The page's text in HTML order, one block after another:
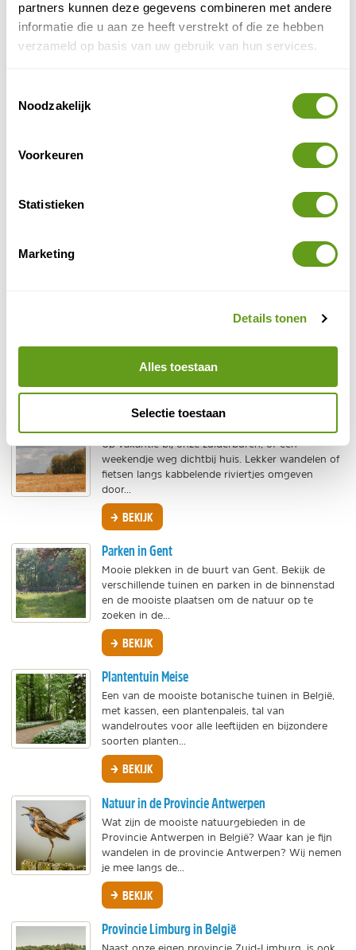
partners kunnen deze gegevens combineren met andere
informatie die u aan ze heeft verstrekt of die ze hebben
verzameld op basis van uw gebruik van hun services.
Noodzakelijk
Voorkeuren
Statistieken
Marketing
Details tonen
Alles toestaan
Selectie toestaan
BEKIJK
Natuur bij Namen en Dinant
citadel en veel historische bezienswaardigheden
Tips voor mooie parken en groene plekken in en
rond Brussel. Van het Zoniënwoud tot het Park
Een stedentrip naar Mechelen, maar dan anders.
bezienswaardigheden. Bekijk onze tips voor
mooie parken in...
BEKIJK
Op vakantie bij onze zuiderburen, of een
weekendje weg dichtbij huis. Lekker wandelen of
fietsen langs kabbelende riviertjes omgeven
door...
BEKIJK
Parken in Gent
Mooie plekken in de buurt van Gent. Bekijk de
verschillende tuinen en parken in de binnenstad
en de mooiste plaatsen om de natuur op te
zoeken in de...
BEKIJK
Plantentuin Meise
Een van de mooiste botanische tuinen in België,
met kassen, een plantenpaleis, tal van
wandelroutes voor alle leeftijden en bijzondere
soorten planten...
BEKIJK
Natuur in de Provincie Antwerpen
Wat zijn de mooiste natuurgebieden in de
Provincie Antwerpen in België? Waar kan je fijn
wandelen in de provincie Antwerpen? Wij nemen
je mee langs de...
BEKIJK
Provincie Limburg in België
Naast onze eigen provincie Zuid-Limburg, is ook